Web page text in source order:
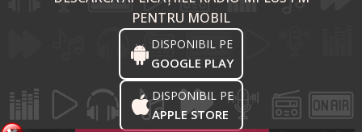
PENTRU MOBIL
DISPONIBIL PE
GOOGLE PLAY
DISPONIBIL PE
APPLE STORE